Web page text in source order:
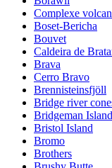
Complexe
Boset-Bericha
Bouvet
Caldeira de
Brava
Cerro Bravo
Brennisteinsfjöll
Bridge river
Bridgeman Island
Bristol Island
Bromo
Brothers